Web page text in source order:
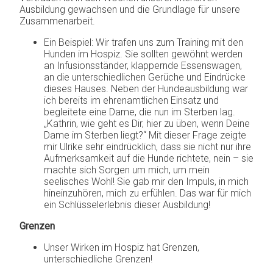
Ausbildung gewachsen und die Grundlage für unsere
Zusammenarbeit.
Ein Beispiel: Wir trafen uns zum Training mit den
Hunden im Hospiz. Sie sollten gewöhnt werden
an Infusionsständer, klappernde Essenswagen,
an die unterschiedlichen Gerüche und Eindrücke
dieses Hauses. Neben der Hundeausbildung war
ich bereits im ehrenamtlichen Einsatz und
begleitete eine Dame, die nun im Sterben lag.
„Kathrin, wie geht es Dir, hier zu üben, wenn Deine
Dame im Sterben liegt?“ Mit dieser Frage zeigte
mir Ulrike sehr eindrücklich, dass sie nicht nur ihre
Aufmerksamkeit auf die Hunde richtete, nein – sie
machte sich Sorgen um mich, um mein
seelisches Wohl! Sie gab mir den Impuls, in mich
hineinzuhören, mich zu erfühlen. Das war für mich
ein Schlüsselerlebnis dieser Ausbildung!
Grenzen
Unser Wirken im Hospiz hat Grenzen,
unterschiedliche Grenzen!